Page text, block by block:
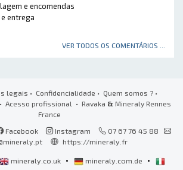
e encomendas
entrega
VER TODOS OS COMENTÁRIOS ...
legais • Confidencialidade • Quem somos ?•
• Acesso profissional • Ravaka & Mineraly Rennes
France
Facebook Instagram
07 67 76 45 88
https://mineraly.fr
mineraly.co.uk • mineraly.com.de
•